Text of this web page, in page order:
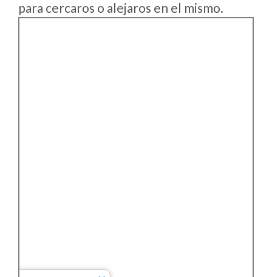
para cercaros o alejaros en el mismo.